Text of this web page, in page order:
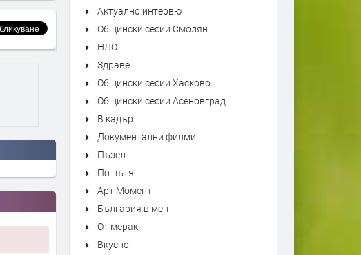
Актуално интервю
Общински сесии Смолян
НЛО
Здраве
Общински сесии Хасково
Общински сесии Асеновград
В кадър
Документални филми
Пъзел
По пътя
Арт Момент
България в мен
От мерак
Вкусно